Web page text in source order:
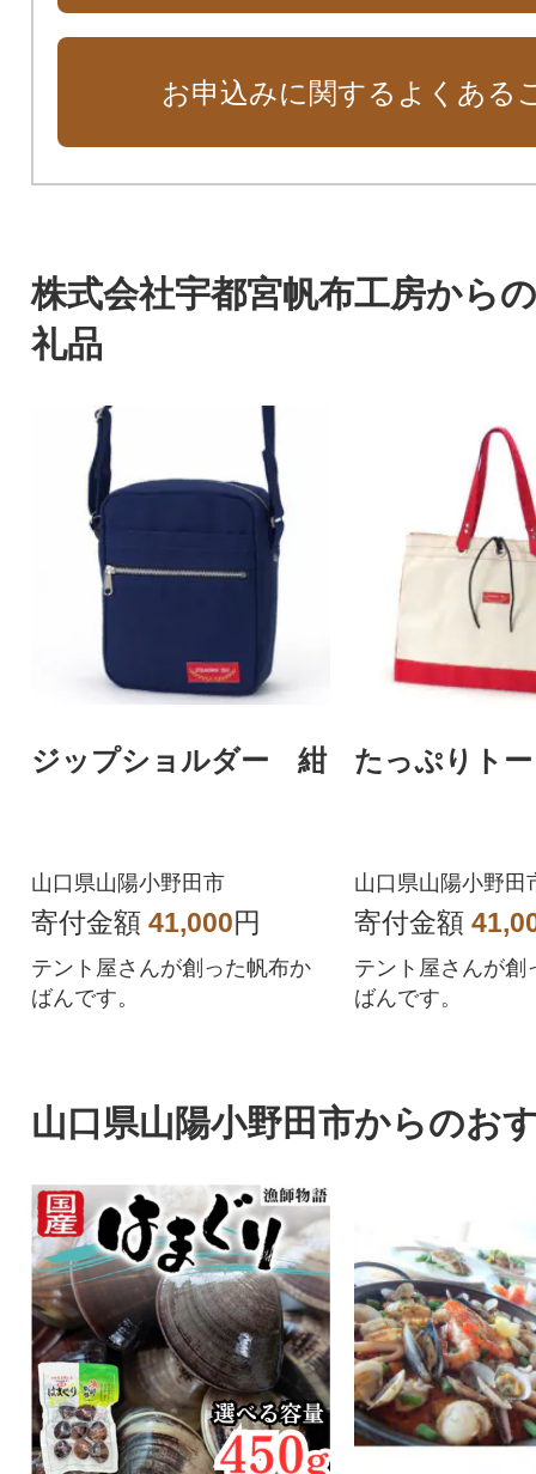
お申込みに関するよくある
株式会社宇都宮帆布工房から
礼品
ジップショルダー 紺
山口県山陽小野田市
寄付金額 41,000円
テント屋さんが創った帆布か
ばんです。
たっぷりト
山口県山陽小野田
寄付金額
テント屋さんが創
ばんです。
山口県山陽小野田市からのお